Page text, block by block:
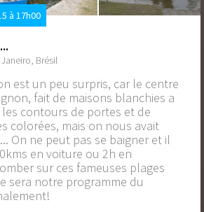
à 17h00
Brésil
est un peu surpris, car le centre
fait de maisons blanchies a
contours de portes et de
colorées, mais on nous avait
On ne peut pas se baigner et il
en voiture ou 2h en
sur ces fameuses plages
sera notre programme du